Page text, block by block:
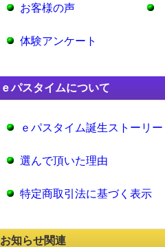
お客様の声
体験アンケート
ｅパスタイムについて
ｅパスタイム誕生ストーリー
選んで頂いた理由
特定商取引法に基づく表示
お知らせ関連